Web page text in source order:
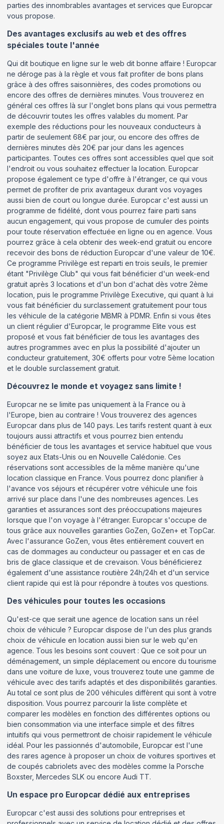
parties des innombrables avantages et services que Europcar
vous propose.
Des avantages exclusifs au web et des offres
spéciales toute l'année
Qui dit boutique en ligne sur le web dit bonne affaire ! Europcar
ne déroge pas à la règle et vous fait profiter de bons plans
grâce à des offres saisonnières, des codes promotions ou
encore des offres de dernières minutes. Vous trouverez en
général ces offres là sur l'onglet bons plans qui vous permettra
de découvrir toutes les offres valables du moment. Par
exemple des réductions pour les nouveaux conducteurs à
partir de seulement 68€ par jour, ou encore des offres de
dernières minutes dès 20€ par jour dans les agences
participantes. Toutes ces offres sont accessibles quel que soit
l'endroit ou vous souhaitez effectuer la location. Europcar
propose également ce type d'offre à l'étranger, ce qui vous
permet de profiter de prix avantageux durant vos voyages
aussi bien de court ou longue durée. Europcar c'est aussi un
programme de fidélité, dont vous pourrez faire parti sans
aucun engagement, qui vous propose de cumuler des points
pour toute réservation effectuée en ligne ou en agence. Vous
pourrez grâce à cela obtenir des week-end gratuit ou encore
recevoir des bons de réduction Europcar d'une valeur de 10€.
Ce programme Privilège est reparti en trois seuils, le premier
étant "Privilège Club" qui vous fait bénéficier d'un week-end
gratuit après 3 locations et d'un bon d'achat dès votre 2ème
location, puis le programme Privilège Executive, qui quant à lui
vous fait bénéficier du surclassement gratuitement pour tous
les véhicule de la catégorie MBMR à PDMR. Enfin si vous êtes
un client régulier d'Europcar, le programme Elite vous est
proposé et vous fait bénéficier de tous les avantages des
autres programmes avec en plus la possibilité d'ajouter un
conducteur gratuitement, 30€ offerts pour votre 5ème location
et le double surclassement gratuit.
Découvrez le monde et voyagez sans limite !
Europcar ne se limite pas uniquement à la France ou à
l'Europe, bien au contraire ! Vous trouverez des agences
Europcar dans plus de 140 pays. Les tarifs restent quant à eux
toujours aussi attractifs et vous pourrez bien entendu
bénéficier de tous les avantages et service habituel que vous
soyez aux Etats-Unis ou en Nouvelle Calédonie. Ces
réservations sont accessibles de la même manière qu'une
location classique en France. Vous pourrez donc planifier à
l'avance vos séjours et récupérer votre véhicule une fois
arrivé sur place dans l'une des nombreuses agences. Les
garanties et assurances sont des préoccupations majeures
lorsque que l'on voyage à l'étranger. Europcar s'occupe de
tous grâce aux nouvelles garanties GoZen, GoZen+ et TopCar.
Avec l'assurance GoZen, vous êtes entièrement couvert en
cas de dommages au conducteur ou passager et en cas de
bris de glace classique et de crevaison. Vous bénéficierez
également d'une assistance routière 24h/24h et d'un service
client rapide qui est là pour répondre à toutes vos questions.
Des véhicules pour toutes les occasions
Qu'est-ce que serait une agence de location sans un réel
choix de véhicule ? Europcar dispose de l'un des plus grands
choix de véhicule en location aussi bien sur le web qu'en
agence. Tous les besoins sont couvert : Que ce soit pour un
déménagement, un simple déplacement ou encore du tourisme
dans une voiture de luxe, vous trouverez toute une gamme de
véhicule avec des tarifs adaptés et des disponibilités garanties.
Au total ce sont plus de 200 véhicules diffèrent qui sont à votre
disposition. Vous pourrez parcourir la liste complète et
comparer les modèles en fonction des différentes options ou
bien consommation via une interface simple et des filtres
intuitifs qui vous permettront de choisir rapidement le véhicule
idéal. Pour les passionnés d'automobile, Europcar est l'une
des rares agence à proposer un choix de voitures sportives et
de coupés cabriolets avec des modèles comme la Porsche
Boxster, Mercedes SLK ou encore Audi TT.
Un espace pro Europcar dédié aux entreprises
Europcar c'est aussi des solutions pour entreprises et